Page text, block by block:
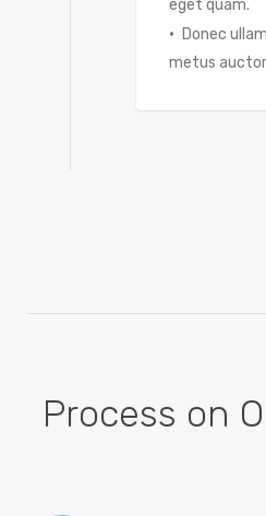
eget quam.
Donec
metus
Process on